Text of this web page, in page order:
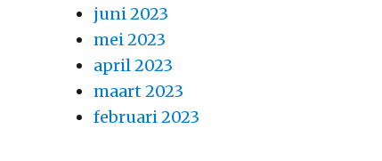
juni 2023
mei 2023
april 2023
maart 2023
februari 2023